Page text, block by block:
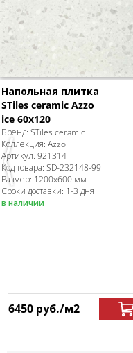
Previous
Напольная плитка
STiles ceramic Azzo
ice 60х120
Бренд: STiles ceramic
Коллекция: Azzo
Артикул: 921314
Код товара: SD-232148-99
Размер: 1200x600 мм
Сроки доставки: 1-3 дня
в наличии
6450 руб./м2